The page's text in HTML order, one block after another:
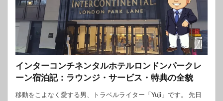
インターコンチネンタルホテルロンドンパークレ
ーン宿泊記：ラウンジ・サービス・特典の全貌
移動をこよなく愛する男、トラベルライター「Yuji」です。 先日